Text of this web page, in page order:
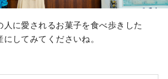
に愛されるお菓子を食べ歩きした
してみてくださいね。